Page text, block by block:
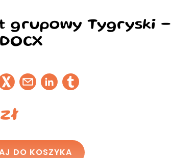
grupowy Tygryski -
zł
DO KOSZYKA